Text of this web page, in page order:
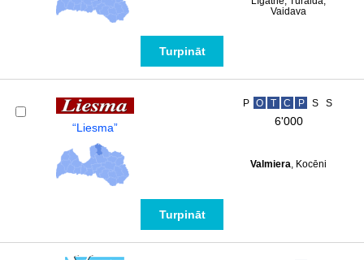
Vaidava
Turpināt
“Liesma”
P O T C P S S
6'000
Valmiera, Kocēni
Turpināt